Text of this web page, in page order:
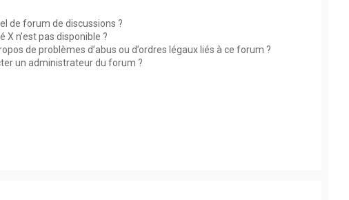
de forum de discussions ?
n’est pas disponible ?
de problèmes d’abus ou d’ordres légaux liés à ce forum ?
un administrateur du forum ?